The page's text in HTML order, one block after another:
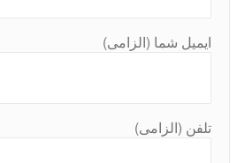
ایمیل شما (الزامی)
تلفن (الزامی)